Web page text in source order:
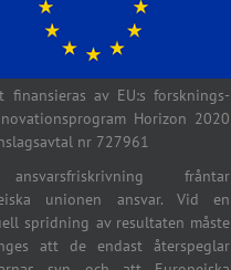
finansieras av EU:s forsknings-
Horizon 2020
nr 727961
fråntar
unionen ansvar. Vid en
spridning av resultaten måste
att de endast återspeglar